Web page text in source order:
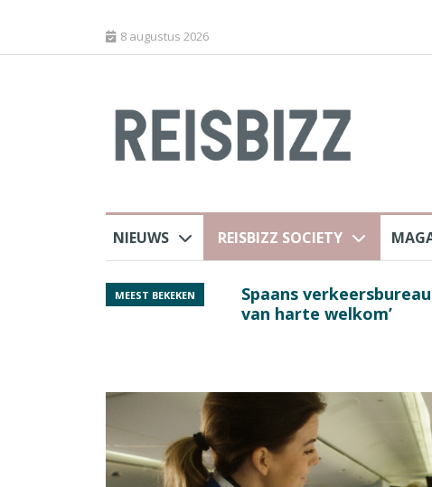
8 augustus 2026
NIEUWS REISBIZZ SOCIETY
MEEST BEKEKEN
Spaans
van harte welkom’